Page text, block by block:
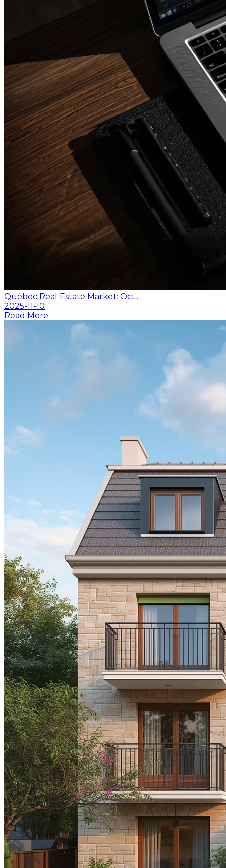
Québec Real Estate Market: Oct...
2025-11-10
Read More